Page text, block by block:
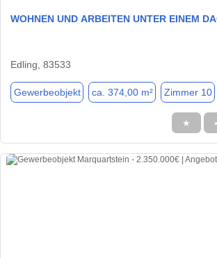
WOHNEN UND ARBEITEN UNTER EINEM
Edling, 83533
Gewerbeobjekt ca. 374,00 m² Zimmer 10
★